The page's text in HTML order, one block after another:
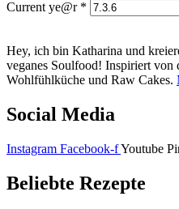
Current ye@r *
Hey, ich bin Katharina und
veganes Soulfood! Inspiriert
Wohlfühlküche und Raw Cakes.
Social Media
Instagram Facebook-fYoutube
Beliebte Rezepte